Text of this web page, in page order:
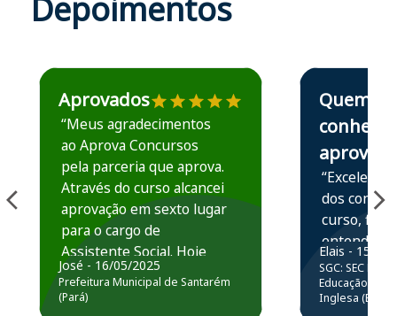
Depoimentos
Estudante José recomenda o Aprova Concursos em
Aprovados
“Meus agradecimentos
ao Aprova Concursos
pela parceria que aprova.
Através do curso alcancei
aprovação em sexto lugar
para o cargo de
Assistente Social. Hoje
estou atuando na
Prefeitura de Santarém.
José - 16/05/2025
Prefeitura Municipal de Santarém
(Pará)
Estudante Elais
Quem
conhece,
aprova
“Excelente
dos
curso,
entender e
prática
resolução
questões.”
Elais - 15/07/
SGC: SEC BA
Educação
Inglesa (Edital